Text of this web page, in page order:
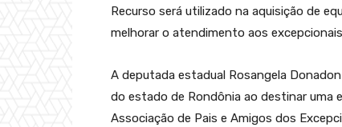
Recurso será utilizado na aquisição de
melhorar o atendimento aos
A deputada estadual Rosangela
do estado de Rondônia ao destinar uma
Associação de Pais e Amigos dos